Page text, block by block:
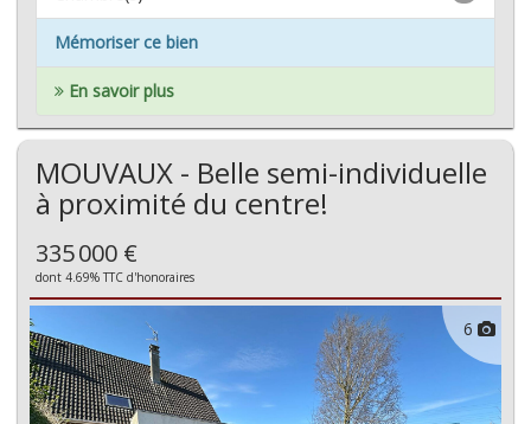
Mémoriser ce bien
En savoir plus
MOUVAUX - Belle semi-individuelle
à proximité du centre!
335 000 €
dont 4.69% TTC d'honoraires
6